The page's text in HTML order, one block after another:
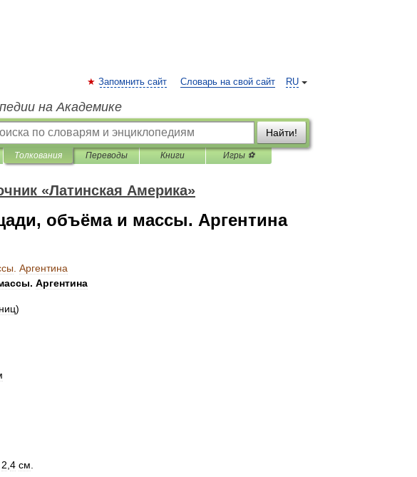
RU
Запомнить сайт Словарь на свой сайт
на Академике
Найти!
Толкования Переводы Книги Игры ⚽
«Латинская Америка»
объёма и массы. Аргентина
Аргентина
. Аргентина
)
2 4 см